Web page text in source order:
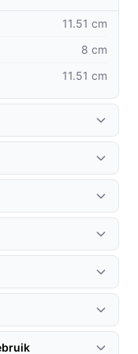
is bestand
buitenshuis.
8GB aan lokale
maken over
van beelden.
Bedien de
wat het
te halen, volgen
11.51 cm
8 cm
11.51 cm